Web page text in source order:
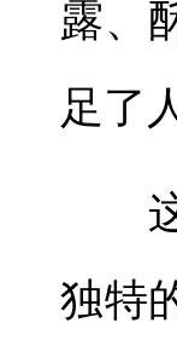
露、
足了
这
独特